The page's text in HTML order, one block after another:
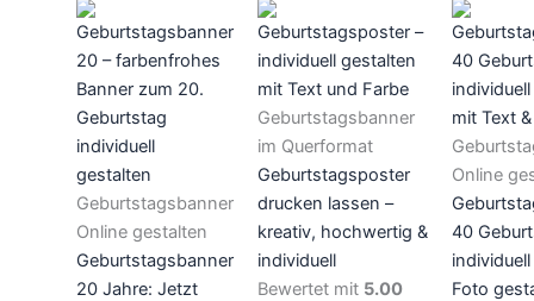
Geburtstagsbanner
Online gestalten
Geburtstagsbanner
20 Jahre: Jetzt
Varianten
auf.
Die
Optionen
können
auf
der
Produktseite
gewählt
werden
Geburtstagsbanner
im Querformat
Geburtstagsposter
drucken lassen –
kreativ, hochwertig &
individuell
Bewertet mit 5.00
Varianten
auf.
Die
Optionen
können
auf
der
Produktseite
gewählt
werden
Online
40
Foto
Varianten
auf.
Die
Optionen
können
auf
der
gewählt
werden